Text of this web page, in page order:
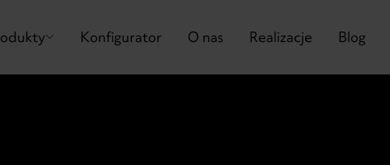
Konfigurator O nas Realizacje Blog